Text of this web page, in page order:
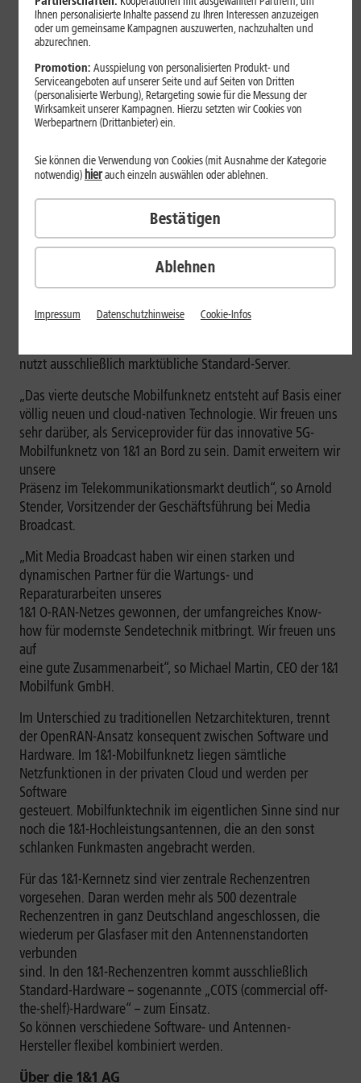
im neuen
5G-Mobilfunknetz von 1&1 abgeschlossen. Als etablierter
verantwortlich
für die Instandhaltung der aktiven Systemtechnik im
europaweit ersten vollständig virtualisierten Mobilfunknetz
auf Basis
Konkret wird Media Broadcast für die 24/7 Wartung und
Entstörung der 1&1-Hochleistungsantennen an mehreren
Mobilfunk-Standorten zuständig sein. Dies erfolgt in enger
Zusammenarbeit mit dem 1&1-Technologiepartner und
OpenRAN-Experten Rakuten. Zudem unterstützt Media
Broadcast bei der Instandhaltung sowie bei notwendigen
Entstörungen in Rechenzentren des 1&1-Mobilfunknetzes.
nutzt ausschließlich marktübliche Standard-Server.
„Das vierte deutsche Mobilfunknetz entsteht auf Basis einer
völlig neuen und cloud-nativen Technologie. Wir freuen uns
sehr darüber, als Serviceprovider für das innovative 5G-
Mobilfunknetz von 1&1 an Bord zu sein. Damit erweitern wir
unsere
Präsenz im Telekommunikationsmarkt deutlich“, so Arnold
Stender, Vorsitzender der Geschäftsführung bei Media
Broadcast.
„Mit Media Broadcast haben wir einen starken und
dynamischen Partner für die Wartungs- und
Reparaturarbeiten unseres
1&1 O-RAN-Netzes gewonnen, der umfangreiches Know-
how für modernste Sendetechnik mitbringt. Wir freuen uns
auf
eine gute Zusammenarbeit“, so Michael Martin, CEO der 1&1
Mobilfunk GmbH.
Im Unterschied zu traditionellen Netzarchitekturen, trennt
der OpenRAN-Ansatz konsequent zwischen Software und
Hardware. Im 1&1-Mobilfunknetz liegen sämtliche
Netzfunktionen in der privaten Cloud und werden per
Software
gesteuert. Mobilfunktechnik im eigentlichen Sinne sind nur
noch die 1&1-Hochleistungsantennen, die an den sonst
schlanken Funkmasten angebracht werden.
Für das 1&1-Kernnetz sind vier zentrale Rechenzentren
vorgesehen. Daran werden mehr als 500 dezentrale
Rechenzentren in ganz Deutschland angeschlossen, die
wiederum per Glasfaser mit den Antennenstandorten
verbunden
sind. In den 1&1-Rechenzentren kommt ausschließlich
Standard-Hardware – sogenannte „COTS (commercial off-
the-shelf)-Hardware“ – zum Einsatz.
So können verschiedene Software- und Antennen-
Hersteller flexibel kombiniert werden.
Über die 1&1 AG
Ihnen personalisierte Inhalte passend zu Ihren Interessen anzuzeigen
oder um gemeinsame Kampagnen auszuwerten, nachzuhalten und
abzurechnen.
Promotion:Ausspielung von personalisierten Produkt- und
Serviceangeboten auf unserer Seite und auf Seiten von Dritten
(personalisierte Werbung), Retargeting sowie für die Messung der
Wirksamkeit unserer Kampagnen. Hierzu setzten wir Cookies von
Werbepartnern (Drittanbieter) ein.
Ablehnen
Sie können die Verwendung von Cookies (mit Ausnahme der Kategorie
notwendig) hierauch einzeln auswählen oder ablehnen.
Bestätigen
Impressum Datenschutzhinweise Cookie-Infos